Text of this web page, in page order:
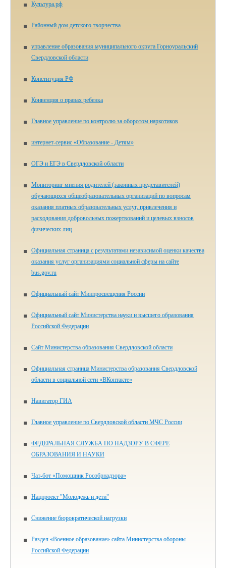
Культура.рф
Районный дом детского творчества
управление образования муниципального округа Горноуральский
Свердловской области
Конституция РФ
Конвенция о правах ребенка
Главное управление по контролю за оборотом наркотиков
ин­тер­нет-сер­вис «Об­ра­зо­ва­ние - Де­тям»
ОГЭ и ЕГЭ в Свердловской области
Мониторинг мнения родителей (законных представителей)
обучающихся общеобразовательных организаций по вопросам
оказания платных образовательных услуг, привлечения и
расходования добровольных пожертвований и целевых взносов
физических лиц
Официальная страница с результатами независимой оценки качества
оказания услуг организациями социальной сферы на сайте
bus.gov.ru
Официальный сайт Минпросвещения России
Официальный сайт Министерства науки и высшего образования
Российской Федерации
Сайт Министерства образования Свердловской области
Официальная страница Министерства образования Свердловской
области в социальной сети «ВКонтакте»
Навигатор ГИА
Главное управление по Свердловской области МЧС России
ФЕДЕРАЛЬНАЯ СЛУЖБА ПО НАДЗОРУ В СФЕРЕ
ОБРАЗОВАНИЯ И НАУКИ
Чат-бот «Помощник Рособрнадзора»
Нацпроект "Молодежь и дети"
Снижение бюрократической нагрузки
Раздел «Военное образование» сайта Министерства обороны
Российской Федерации